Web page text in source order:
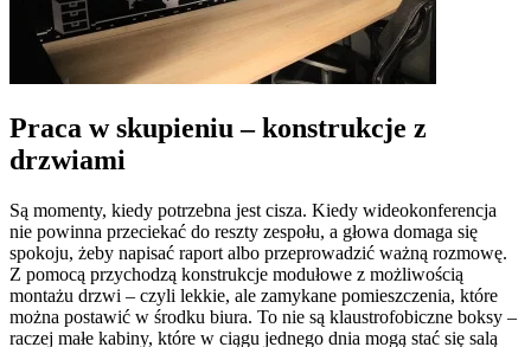
Praca w skupieniu – konstrukcje z
drzwiami
Są momenty, kiedy potrzebna jest cisza. Kiedy wideokonferencja
nie powinna przeciekać do reszty zespołu, a głowa domaga się
spokoju, żeby napisać raport albo przeprowadzić ważną rozmowę.
Z pomocą przychodzą konstrukcje modułowe z możliwością
montażu drzwi – czyli lekkie, ale zamykane pomieszczenia, które
można postawić w środku biura. To nie są klaustrofobiczne boksy –
raczej małe kabiny, które w ciągu jednego dnia mogą stać się salą